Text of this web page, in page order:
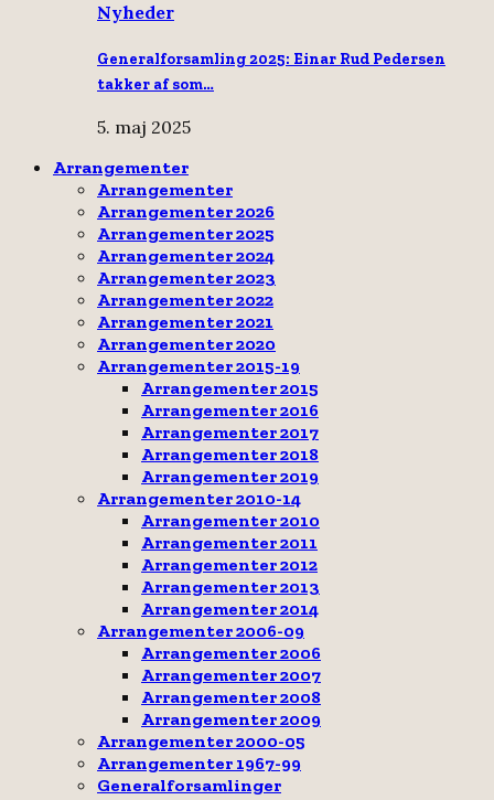
Nyheder
Generalforsamling 2025: Einar Rud Pedersen
takker af som…
5. maj 2025
Arrangementer
Arrangementer
Arrangementer 2026
Arrangementer 2025
Arrangementer 2024
Arrangementer 2023
Arrangementer 2022
Arrangementer 2021
Arrangementer 2020
Arrangementer 2015-19
Arrangementer 2015
Arrangementer 2016
Arrangementer 2017
Arrangementer 2018
Arrangementer 2019
Arrangementer 2010-14
Arrangementer 2010
Arrangementer 2011
Arrangementer 2012
Arrangementer 2013
Arrangementer 2014
Arrangementer 2006-09
Arrangementer 2006
Arrangementer 2007
Arrangementer 2008
Arrangementer 2009
Arrangementer 2000-05
Arrangementer 1967-99
Generalforsamlinger